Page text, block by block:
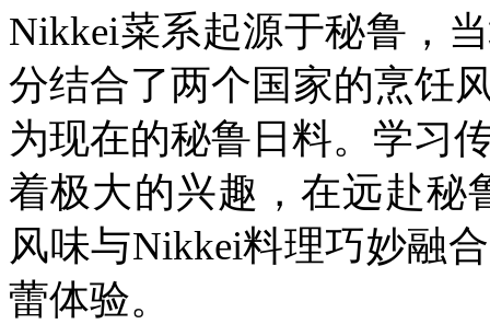
Nikkei菜系起源于秘鲁，
分结合了两个国家的烹饪
为现在的秘鲁日料。 学习
着极大的兴趣，在远赴秘
风味与Nikkei料理巧妙融
蕾体验。